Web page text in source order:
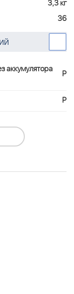
3,3 кг
36
аккумулятора
Р
Р